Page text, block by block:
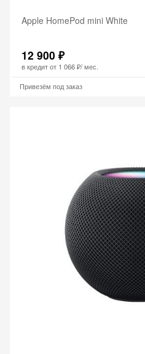
Apple HomePod mini White
12 900 ₽
в кредит от 1 066 ₽/ мес.
Привезём под заказ